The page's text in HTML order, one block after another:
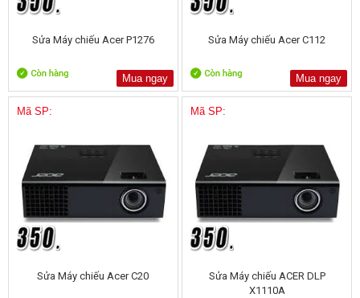
Sửa Máy chiếu Acer P1276
Mua ngay
Sửa Máy chiếu Acer C112
Mua ngay
Mã SP:
Sửa Máy chiếu Acer C20
Mã SP:
Sửa Máy chiếu ACER DLP
X1110A